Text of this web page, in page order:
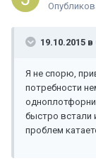
19.10.2015
Я не спорю,
потребности
быстро встали
проблем